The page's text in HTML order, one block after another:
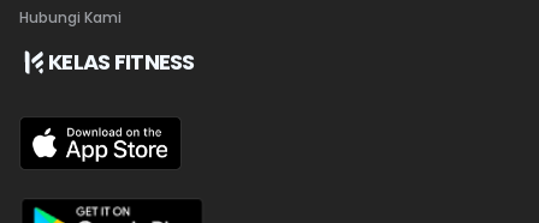
Hubungi Kami
KELAS FITNESS